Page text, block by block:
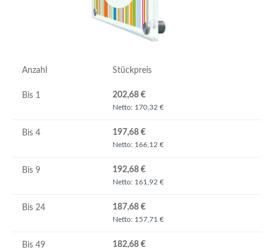
Anzahl Stückpreis
Bis 1 202,68 €
Netto: 170,32 €
Bis 4 197,68 €
Netto: 166,12 €
Bis 9 192,68 €
Netto: 161,92 €
Bis 24 187,68 €
Netto: 157,71 €
Bis 49 182,68 €